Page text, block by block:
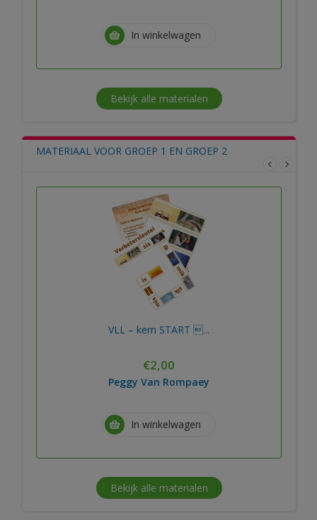
In winkelwagen
Bekijk alle materialen
MATERIAAL VOOR GROEP 1 EN GROEP 2
VLL – kern START ...
€2,00
Peggy Van Rompaey
In winkelwagen
Bekijk alle materialen